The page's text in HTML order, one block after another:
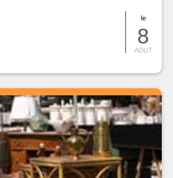
le
8
AOUT